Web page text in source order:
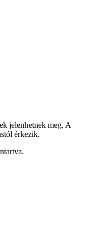
jelenhetnek meg. A
érkezik.